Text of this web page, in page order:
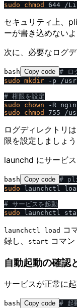
sudo chmod
セキュリティ上、
ーが書き込めない
次に、必要なログ
bash Copy code # ロ
sudo mkdir -p /
# 権限を設定
sudo
chown
sudo
chmod
ログディレクトリ
限を設定しましょう
launchd にサービス
bash Copy code #
sudo launchctl
# サービスを起動
sudo
launchctl load コ
録し、
start コマ
自動起動の確認
サービスが正常に
bash Copy code # 起